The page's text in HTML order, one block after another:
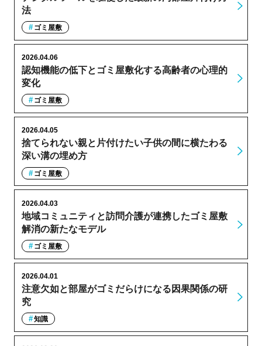
法
ゴミ屋敷
認知機能の低下とゴミ屋敷化する高齢者の心理的
変化
2026.04.06
ゴミ屋敷
捨てられない親と片付けたい子供の間に横たわる
深い溝の埋め方
2026.04.05
ゴミ屋敷
地域コミュニティと訪問介護が連携したゴミ屋敷
解消の新たなモデル
2026.04.03
ゴミ屋敷
注意欠如と部屋がゴミだらけになる因果関係の研
究
2026.04.01
知識